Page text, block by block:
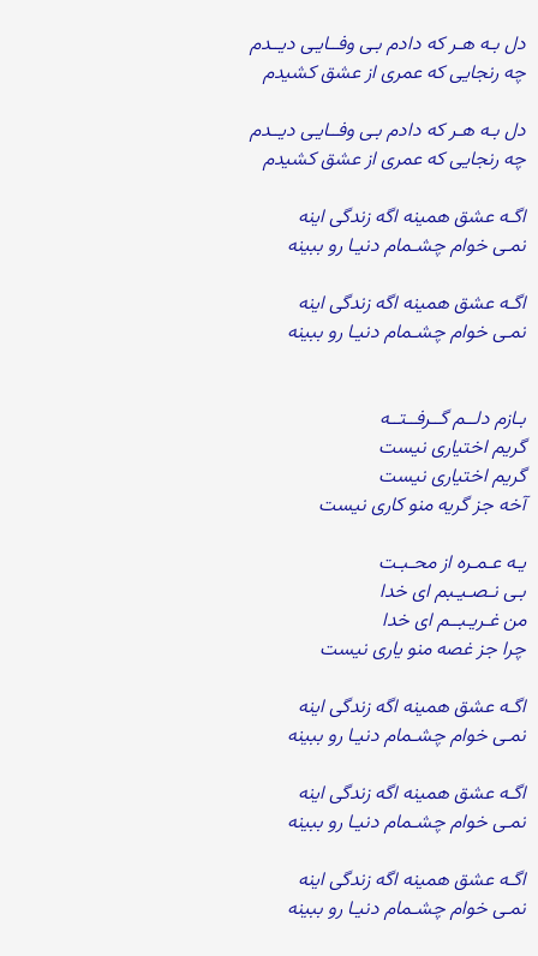
دل بـه هـر که دادم بـی وفــایـی دیــدم
چه رنجایی که عمری از عشق کشیدم
دل بـه هـر که دادم بـی وفــایـی دیــدم
چه رنجایی که عمری از عشق کشیدم
اگـه عشق همینه اگه زندگی اینه
نمـی خوام چشـمام دنیـا رو ببینه
اگـه عشق همینه اگه زندگی اینه
نمـی خوام چشـمام دنیـا رو ببینه
بـازم دلــم گــرفــتــه
گریم اختیاری نیست
گریم اختیاری نیست
آخه جز گریه منو کاری نیست
یـه عـمـره از محـبـت
بـی نـصـیـبم ای خدا
من غـریـبــم ای خدا
چرا جز غصه منو یاری نیست
اگـه عشق همینه اگه زندگی اینه
نمـی خوام چشـمام دنیـا رو ببینه
اگـه عشق همینه اگه زندگی اینه
نمـی خوام چشـمام دنیـا رو ببینه
اگـه عشق همینه اگه زندگی اینه
نمـی خوام چشـمام دنیـا رو ببینه